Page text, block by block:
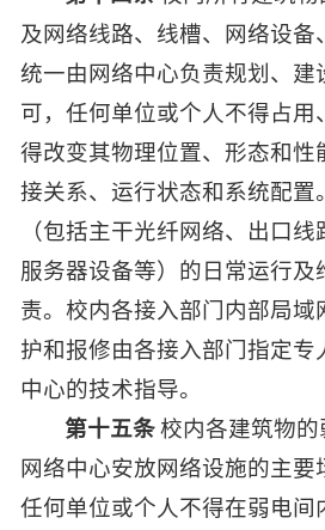
及网络线路、线槽、网络设备
统一由网络中心负责规划、建
可，任何单位或个人不得占用
得改变其物理位置、形态和性
接关系、运行状态和系统配置
（包括主干光纤网络、出口线
服务器设备等）的日常运行及
责。校内各接入部门内部局域
护和报修由各接入部门指定专
中心的技术指导。
第十五条 校内各建筑物
网络中心安放网络设施的主要
任何单位或个人不得在弱电间